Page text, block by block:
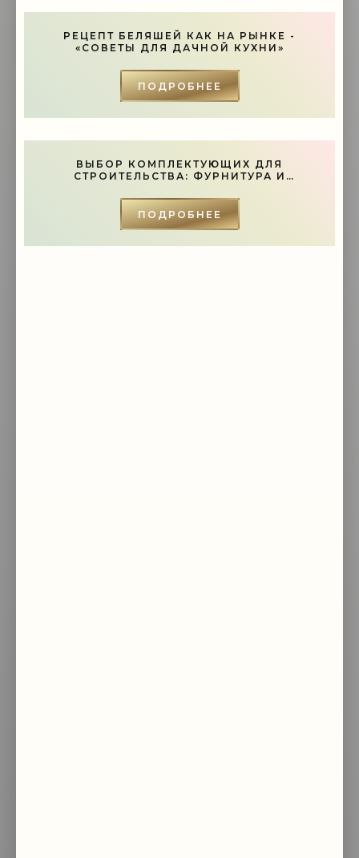
РЕЦЕПТ БЕЛЯШЕЙ КАК НА РЫНКЕ -
«СОВЕТЫ ДЛЯ ДАЧНОЙ КУХНИ»
ПОДРОБНЕЕ
ВЫБОР КОМПЛЕКТУЮЩИХ ДЛЯ
СТРОИТЕЛЬСТВА: ФУРНИТУРА И
ПОДРОБНЕЕ